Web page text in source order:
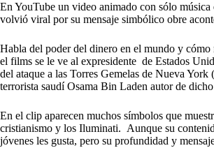
En YouTube un video animado con sólo
volvió viral por su mensaje simbólico obre
Habla del poder del dinero en el mundo y cómo
el films se le ve al expresidente de Estados
del ataque a las Torres Gemelas de Nueva
terrorista saudí Osama Bin Laden autor de
En el clip aparecen muchos símbolos que
cristianismo y los Iluminati. Aunque su
jóvenes les gusta, pero su profundidad y